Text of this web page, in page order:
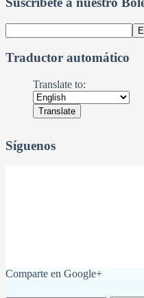
Traductor automático
Translate to:
Síguenos
Comparte en Google+